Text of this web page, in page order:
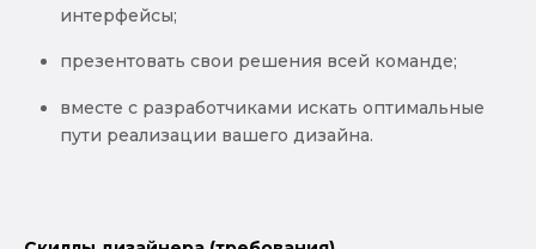
интерфейсы;
презентовать свои решения всей команде;
вместе с разработчиками искать оптимальные
пути реализации вашего дизайна.